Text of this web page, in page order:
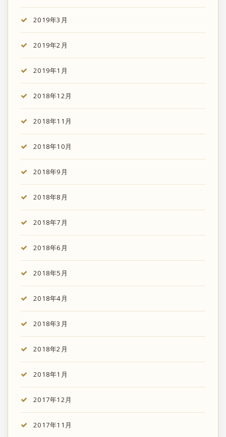
2019年3月
2019年2月
2019年1月
2018年12月
2018年11月
2018年10月
2018年9月
2018年8月
2018年7月
2018年6月
2018年5月
2018年4月
2018年3月
2018年2月
2018年1月
2017年12月
2017年11月